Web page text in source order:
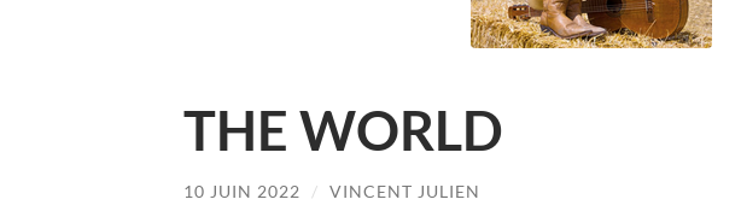
THE WORLD
10 JUIN 2022 / VINCENT JULIEN